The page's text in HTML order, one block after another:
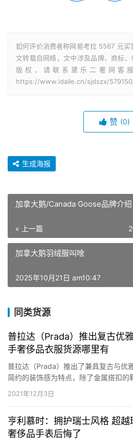
如何评价消费者称网易考拉 5567 元
文转载自网络，文中涉及品牌、商标
版权，请联系黛乐二奢网客服
https://www.idaile.cn/sjdszx/
赞 (0)
生成海报
加拿大鹅/Canada Goose品牌介绍
« 上一篇
加拿大鹅羽绒服叫啥
2025年10月21日 am10:47
同类货源
普拉达（Prada）推出复古优
手奢侈品衣服货源哪里有
普拉达（Prada）推出了兼具复古与优
简约的装饰感为特点，除了金属搭扣
饰，有抛光牛皮和漆皮两种皮质选择，
2021年12月3日
亨利慕时：拥护瑞士风格 超
奢侈品手表后悔了